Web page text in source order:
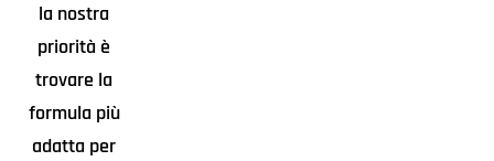
la nostra
priorità è
trovare la
formula più
adatta per